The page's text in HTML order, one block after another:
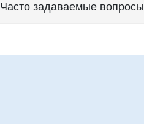
Часто задаваемые вопросы